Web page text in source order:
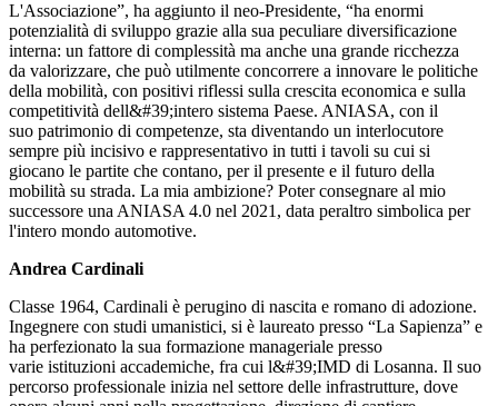
L'Associazione”, ha aggiunto il neo-Presidente, “ha enormi
potenzialità di sviluppo grazie alla sua peculiare diversificazione
interna: un fattore di complessità ma anche una grande ricchezza
da valorizzare, che può utilmente concorrere a innovare le politiche
della mobilità, con positivi riflessi sulla crescita economica e sulla
competitività dell&#39;intero sistema Paese. ANIASA, con il
suo patrimonio di competenze, sta diventando un interlocutore
sempre più incisivo e rappresentativo in tutti i tavoli su cui si
giocano le partite che contano, per il presente e il futuro della
mobilità su strada. La mia ambizione? Poter consegnare al mio
successore una ANIASA 4.0 nel 2021, data peraltro simbolica per
l'intero mondo automotive.
Andrea Cardinali
Classe 1964, Cardinali è perugino di nascita e romano di adozione.
Ingegnere con studi umanistici, si è laureato presso “La Sapienza” e
ha perfezionato la sua formazione manageriale presso
varie istituzioni accademiche, fra cui l&#39;IMD di Losanna. Il suo
percorso professionale inizia nel settore delle infrastrutture, dove